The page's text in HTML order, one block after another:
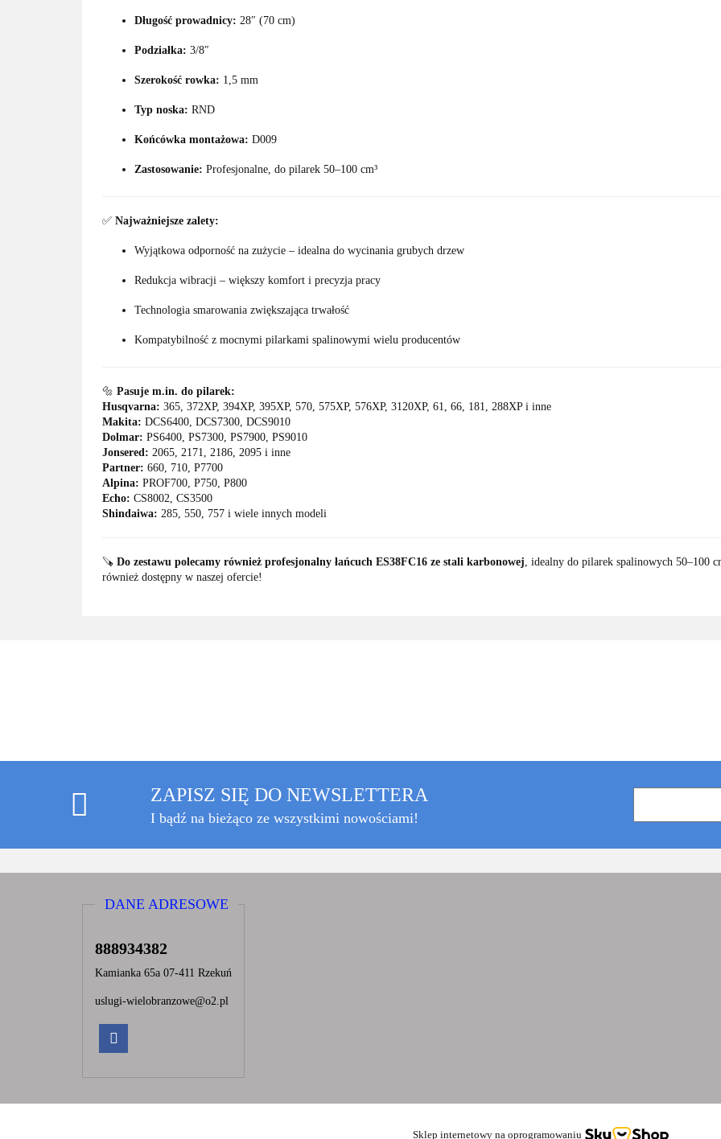
Długość prowadnicy: 28″ (70 cm)
Podziałka: 3/8″
Szerokość rowka: 1,5 mm
Typ noska: RND
Końcówka montażowa: D009
Zastosowanie: Profesjonalne, do pilarek 50–100 cm³
✅ Najważniejsze zalety:
Wyjątkowa odporność na zużycie – idealna do wycinania grubych drzew
Redukcja wibracji – większy komfort i precyzja pracy
Technologia smarowania zwiększająca trwałość
Kompatybilność z mocnymi pilarkami spalinowymi wielu producentów
🔩 Pasuje m.in. do pilarek:
Husqvarna: 365, 372XP, 394XP, 395XP, 570, 575XP, 576XP, 3120XP, 61, 66, 181, 288XP i inne
Makita: DCS6400, DCS7300, DCS9010
Dolmar: PS6400, PS7300, PS7900, PS9010
Jonsered: 2065, 2171, 2186, 2095 i inne
Partner: 660, 710, P7700
Alpina: PROF700, P750, P800
Echo: CS8002, CS3500
Shindaiwa: 285, 550, 757 i wiele innych modeli
🪚 Do zestawu polecamy również profesjonalny łańcuch ES38FC16 ze stali karbonowej , idealny do pilarek spalinowych 50–100
również dostępny w naszej ofercie!
ZAPISZ SIĘ DO NEWSLETTERA
I bądź na bieżąco ze wszystkimi nowościami!
DANE ADRESOWE
888934382
Kamianka 65a 07-411 Rzekuń
uslugi-wielobranzowe@o2.pl
Sklep internetowy na oprogramowaniu